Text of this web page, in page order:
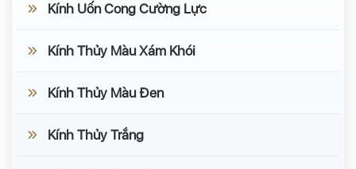
Kính Uốn Cong Cường Lực
Kính Thủy Màu Xám Khói
Kính Thủy Màu Đen
Kính Thủy Trắng